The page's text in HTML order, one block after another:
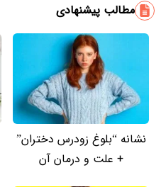
مطالب پیشنهادی
نشانه “بلوغ زودرس دختران”
+ علت و درمان آن